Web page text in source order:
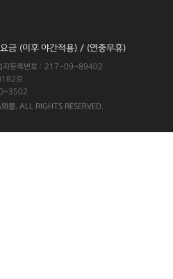
금 (이후 야간적용) / (연중무휴)
자등록번호 : 217-09-89402
호
3502
. ALL RIGHTS RESERVED.